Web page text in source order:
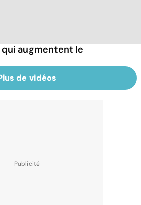
augmentent le
de vidéos